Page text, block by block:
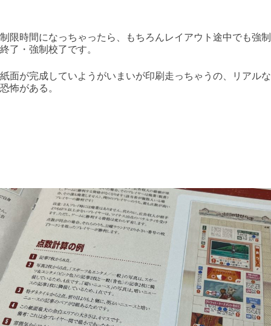
制限時間になっちゃったら、もちろんレイアウト途中でも強制
終了・強制校了です。
紙面が完成していようがいまいが印刷走っちゃうの、リアルな
恐怖がある。